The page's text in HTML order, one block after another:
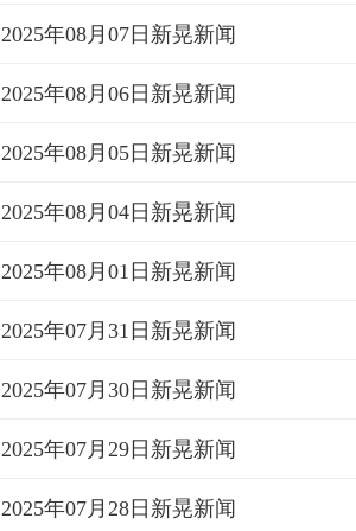
2025年08月07日新晃新闻
2025年08月06日新晃新闻
2025年08月05日新晃新闻
2025年08月04日新晃新闻
2025年08月01日新晃新闻
2025年07月31日新晃新闻
2025年07月30日新晃新闻
2025年07月29日新晃新闻
2025年07月28日新晃新闻